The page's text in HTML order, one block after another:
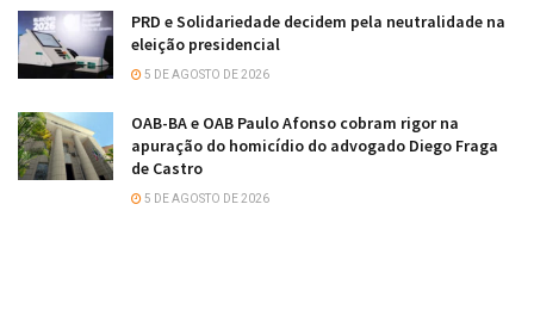
PRD e Solidariedade decidem pela neutralidade na
eleição presidencial
5 DE AGOSTO DE 2026
OAB-BA e OAB Paulo Afonso cobram rigor na
apuração do homicídio do advogado Diego Fraga
de Castro
5 DE AGOSTO DE 2026